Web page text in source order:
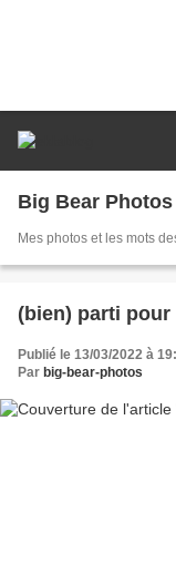
Big Bear Photos
Mes photos et les mots
(bien) parti pour
Publié le 13/03/2022 à
Par big-bear-photos